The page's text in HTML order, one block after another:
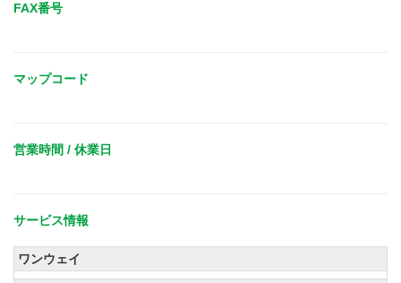
FAX番号
マップコード
営業時間 / 休業日
サービス情報
ワンウェイ